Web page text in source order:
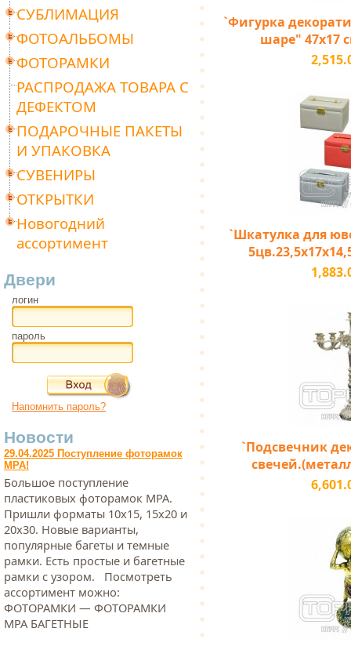
СУБЛИМАЦИЯ
ФОТОАЛЬБОМЫ
ФОТОРАМКИ
РАСПРОДАЖА ТОВАРА С
ДЕФЕКТОМ
ПОДАРОЧНЫЕ ПАКЕТЫ
И УПАКОВКА
СУВЕНИРЫ
ОТКРЫТКИ
Новогодний
ассортимент
Двери
логин
пароль
Напомнить пароль?
Новости
29.04.2025 Поступление фоторамок
МРА!
Большое поступление
пластиковых фоторамок МРА.
Пришли форматы 10х15, 15х20 и
20х30. Новые варианты,
популярные багеты и темные
рамки. Есть простые и багетные
рамки с узором. Посмотреть
ассортимент можно:
ФОТОРАМКИ — ФОТОРАМКИ
МРА БАГЕТНЫЕ
`Фигурка
шаре" 47х17
`Шкатулка для
`Подсвечник